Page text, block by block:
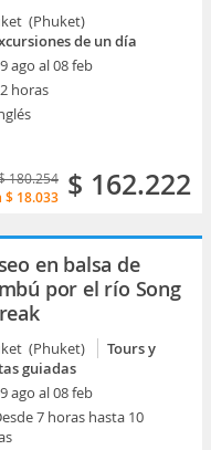
(Phuket)
de un día
ago al 08 feb
horas
180.254
$ 18.033 $ 162.222
en balsa de
por el río Song
(Phuket)
Tours y
guiadas
ago al 08 feb
7 horas hasta 10